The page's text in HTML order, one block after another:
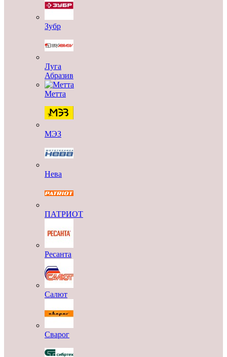
Зубр
Луга
Абразив
Метта
МЭЗ
Нева
ПАТРИОТ
Ресанта
Салют
Сварог